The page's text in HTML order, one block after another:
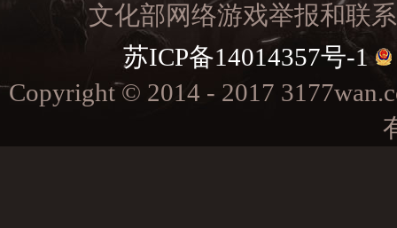
文化部网络游戏举报和联
苏ICP备14014357号-1
Copyright © 2014 - 2017